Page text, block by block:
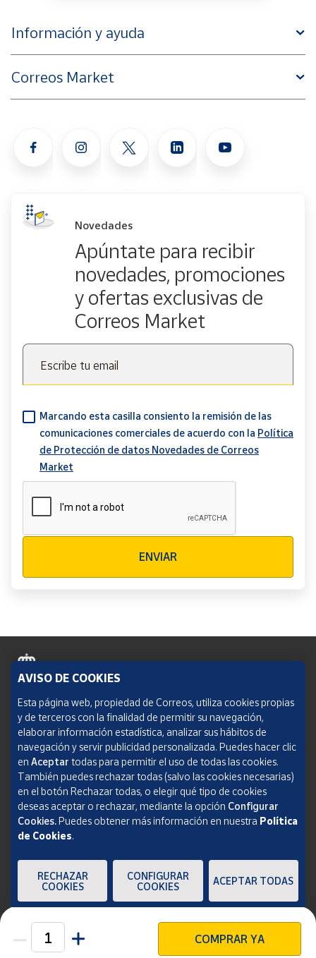
Unidades COMPRAR YA
Información y ayuda
Correos Market
Novedades
Apúntate para recibir
novedades, promociones
y ofertas exclusivas de
Correos Market
Escribe tu email
Marcando esta casilla consiento la remisión de las
comunicaciones comerciales de acuerdo con la Política
de Protección de datos Novedades de Correos
Market
ENVIAR
Política de cookies
Aviso legal
Condiciones del servicio
Política de Privacidad Web
Informe de transparencia
SOCIEDAD ESTATAL CORREOS Y TELÉGRAFOS, S.A., S.M.E. Todos los derechos
AVISO DE COOKIES
Esta página web, propiedad de Correos, utiliza cookies propias
y de terceros con la finalidad de permitir su navegación,
elaborar información estadística, analizar sus hábitos de
navegación y servir publicidad personalizada. Puedes hacer clic
en Aceptar todas para permitir el uso de todas las cookies.
También puedes rechazar todas (salvo las cookies necesarias)
en el botón Rechazar todas, o elegir qué tipo de cookies
deseas aceptar o rechazar, mediante la opción Configurar
Cookies.Puedes obtener más información en nuestra Política
de Cookies.
RECHAZAR
COOKIES
CONFIGURAR
COOKIES
ACEPTAR TODAS